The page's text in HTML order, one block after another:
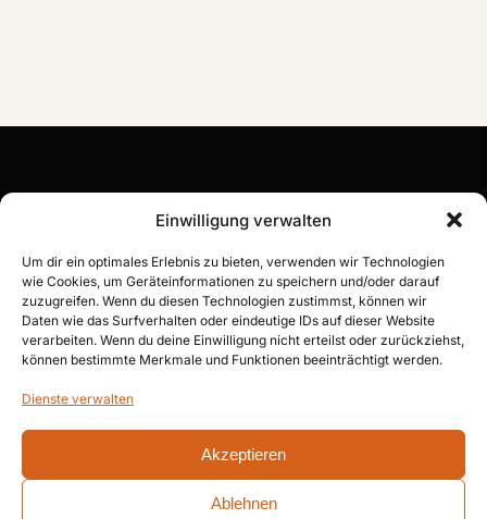
Einwilligung verwalten
Um dir ein optimales Erlebnis zu bieten, verwenden wir Technologien
wie Cookies, um Geräteinformationen zu speichern und/oder darauf
zuzugreifen. Wenn du diesen Technologien zustimmst, können wir
Daten wie das Surfverhalten oder eindeutige IDs auf dieser Website
verarbeiten. Wenn du deine Einwilligung nicht erteilst oder zurückziehst,
können bestimmte Merkmale und Funktionen beeinträchtigt werden.
Dienste verwalten
Akzeptieren
Ablehnen
MIT BULLI & RUCKSACK UM DIE
WELT
Koala
WandernBulli-Ausbau
DatenschutzImpressum
YT YouTube PI Pinterest